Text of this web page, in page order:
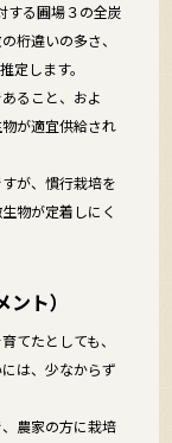
る圃場３の全炭
桁違いの多さ、
定します。
ること、およ
が適宜供給され
が、慣行栽培を
物が定着しにく
ト）
てたとしても、
は、少なからず
農家の方に栽培